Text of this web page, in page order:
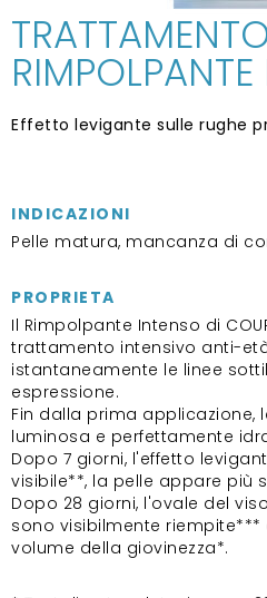
Effetto levigante sulle rughe
INDICAZIONI
Pelle matura, mancanza di
PROPRIETA
Il Rimpolpante Intenso di
trattamento intensivo anti-
istantaneamente le linee
espressione.
Fin dalla prima applicazione,
luminosa e perfettamente
Dopo 7 giorni, l'effetto
visibile**, la pelle appare più
Dopo 28 giorni, l'ovale del
sono visibilmente riempite***
volume della giovinezza*.